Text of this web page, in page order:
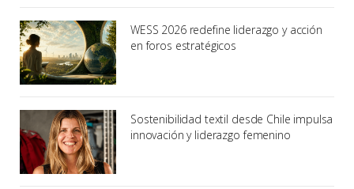
WESS 2026 redefine liderazgo y acción
en foros estratégicos
Sostenibilidad textil desde Chile impulsa
innovación y liderazgo femenino